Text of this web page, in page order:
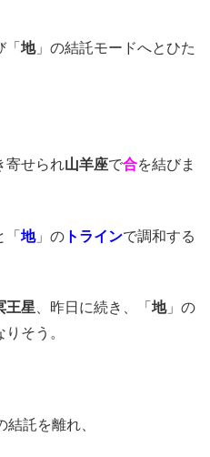
地」の結託モードへとひた
寄せられ山羊座で合を結びま
「 地」の トラインで調和する
王星 、昨日に続き、「 地」の
そう。
託を離れ、